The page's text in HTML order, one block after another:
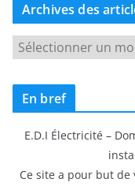
Archives des
c
En bref
E.D.I Électricité –
Ce site a pour but de